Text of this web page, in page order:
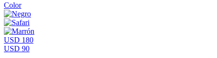
Color
USD 180
USD 90